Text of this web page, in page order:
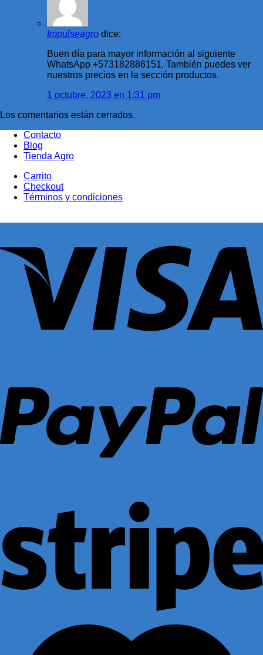
Impulseagro dice:
Buen día para mayor información al siguiente
WhatsApp +573182886151. También puedes ver
nuestros precios en la sección productos.
1 octubre, 2023 en 1:31 pm
Los comentarios están cerrados.
Contacto
Blog
Tienda Agro
Carrito
Checkout
Términos y condiciones